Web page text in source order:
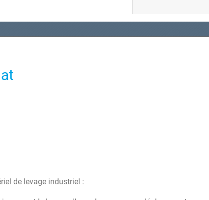
de levage industriel :